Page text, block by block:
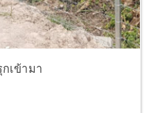
เข้ามา